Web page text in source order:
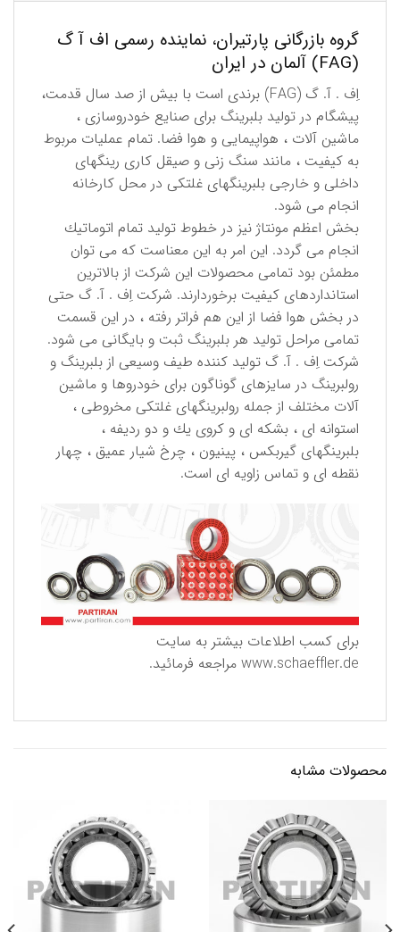
گروه بازرگانی پارتیران، نماینده رسمی اف آ گ
(FAG) آلمان در ایران
اِف . آ. گ (FAG) برندی است با بیش از صد سال قدمت،
پیشگام در تولید بلبرینگ برای صنایع خودروسازی ،
ماشین آلات ، هواپیمایی و هوا فضا. تمام عملیات مربوط
به كیفیت ، مانند سنگ زنی و صیقل كاری رینگهای
داخلی و خارجی بلبرینگهای غلتكی در محل كارخانه
انجام می شود.
بخش اعظم مونتاژ نیز در خطوط تولید تمام اتوماتیك
انجام می گردد. این امر به این معناست كه می توان
مطمئن بود تمامی محصولات این شركت از بالاترین
استانداردهای كیفیت برخوردارند. شركت اِف . آ. گ حتی
در بخش هوا فضا از این هم فراتر رفته ، در این قسمت
تمامی مراحل تولید هر بلبرینگ ثبت و بایگانی می شود.
شركت اِف . آ. گ تولید كننده طیف وسیعی از بلبرینگ و
رولبرینگ در سایزهای گوناگون برای خودروها و ماشین
آلات مختلف از جمله رولبرینگهای غلتكی مخروطی ،
استوانه ای ، بشكه ای و كروی یك و دو ردیفه ،
بلبرینگهای گیربكس ، پینیون ، چرخ شیار عمیق ، چهار
نقطه ای و تماس زاویه ای است.
برای كسب اطلاعات بیشتر به سایت
www.schaeffler.de مراجعه فرمائید.
محصولات مشابه